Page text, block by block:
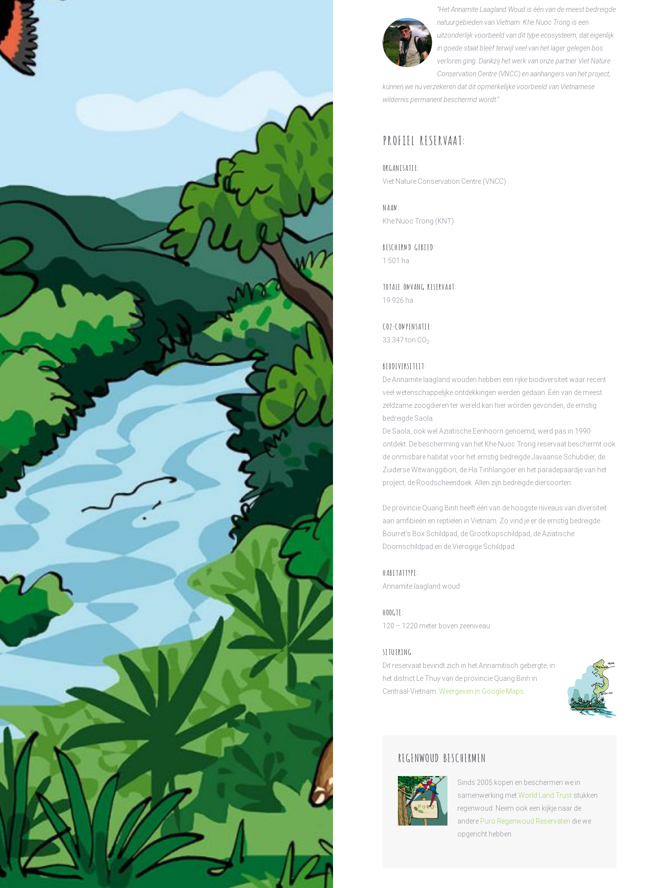
“Het Annamite Laagland Woud is één van de meest bedreigde
natuurgebieden van Vietnam. Khe Nuoc Trong is een
uitzonderlijk voorbeeld van dit type ecosysteem, dat eigenlijk
in goede staat bleef terwijl veel van het lager gelegen bos
verloren ging. Dankzij het werk van onze partner Viet Nature
Conservation Centre (VNCC) en aanhangers van het project,
kunnen we nu verzekeren dat dit opmerkelijke voorbeeld van Vietnamese
wildernis permanent beschermd wordt.”
PROFIEL RESERVAAT:
ORGANISATIE:
Viet Nature Conservation Centre (VNCC)
NAAM:
Khe Nuoc Trong (KNT)
BESCHERMD GEBIED:
1.501 ha
TOTALE OMVANG RESERVAAT:
19.926 ha
CO2-COMPENSATIE:
33.347 ton CO2
BIODIVERSITEIT:
De Annamite laagland wouden hebben een rijke biodiversiteit waar recent
veel wetenschappelijke ontdekkingen werden gedaan. Eén van de meest
zeldzame zoogdieren ter wereld kan hier worden gevonden, de ernstig
bedreigde Saola.
De Saola, ook wel Aziatische Eenhoorn genoemd, werd pas in 1990
ontdekt. De bescherming van het Khe Nuoc Trong reservaat beschermt ook
de onmisbare habitat voor het ernstig bedreigde Javaanse Schubdier, de
Zuiderse Witwanggibon, de Ha Tinhlangoer en het paradepaardje van het
project, de Roodscheendoek. Allen zijn bedreigde diersoorten.
De provincie Quang Binh heeft één van de hoogste niveaus van diversiteit
aan amfibieën en reptielen in Vietnam. Zo vind je er de ernstig bedreigde
Bourret’s Box Schildpad, de Grootkopschildpad, de Aziatische
Doornschildpad en de Vierogige Schildpad.
HABITATTYPE:
Annamite laagland woud
HOOGTE:
120 – 1220 meter boven zeeniveau
SITUERING:
Dit reservaat bevindt zich in het Annamitisch gebergte, in
het district Le Thuy van de provincie Quang Binh in
Centraal-Vietnam. Weergeven in Google Maps.
REGENWOUD BESCHERMEN
Sinds 2005 kopen en beschermen we in
samenwerking metWorld Land Trust stukken
regenwoud. Neem ook een kijkje naar de
andere Puro Regenwoud Reservaten die we
opgericht hebben.